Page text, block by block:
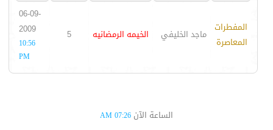
المفطرات
المعاصرة
ماجد الخليفي الخيمه الرمضانيه 5
06-09-
2009
10:56
PM
الساعة الآن 07:26 AM